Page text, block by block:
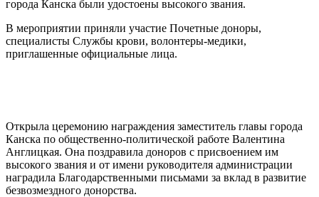
города Канска были удостоены высокого звания.
В мероприятии приняли участие Почетные доноры,
специалисты Службы крови, волонтеры-медики,
приглашенные официальные лица.
Открыла церемонию награждения заместитель главы города
Канска по общественно-политической работе Валентина
Англицкая. Она поздравила доноров с присвоением им
высокого звания и от имени руководителя администрации
наградила Благодарственными письмами за вклад в развитие
безвозмездного донорства.